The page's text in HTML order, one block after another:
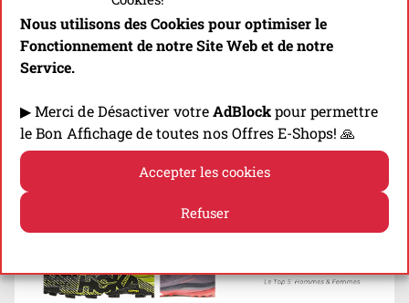
Nous utilisons des Cookies pour optimiser le
Fonctionnement de notre Site Web et de notre
Service.
▶ Merci de Désactiver votreAdBlockpour permettre
le Bon Affichage de toutes nos Offres E-Shops! 🙏
Accepter les cookies
Refuser
Sacs/Ceintures) utilisé par le Top 5 (Hommes &
Femmes) lors de l’édition 2022 de la Diagonal
des Fous…
Découvrir